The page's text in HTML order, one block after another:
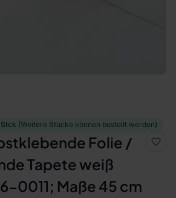
(Weitere Stücke können bestellt werden)
Folie /
Tapete weiß
0011; Maße 45 cm